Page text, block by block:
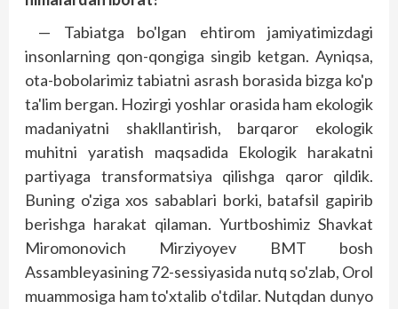
— Tabiatga bo'lgan ehtirom jamiyatimizdagi
insonlarning qon-qongiga singib ketgan. Ayniqsa,
ota-bobolarimiz tabiatni asrash borasida bizga ko'p
ta'lim bergan. Hozirgi yoshlar orasida ham ekologik
madaniyatni shakl­lantirish, barqaror ekologik
muhitni yaratish maqsadida Ekologik harakatni
partiyaga transformatsiya qilishga qaror qildik.
Buning o'ziga xos sabablari borki, batafsil gapirib
berishga harakat qilaman. Yurtboshimiz Shavkat
Miromonovich Mirziyoyev BMT bosh
Assambleyasining 72-sessiyasida nutq so'zlab, Orol
muammosiga ham to'xtalib o'tdilar. Nutqdan dunyo